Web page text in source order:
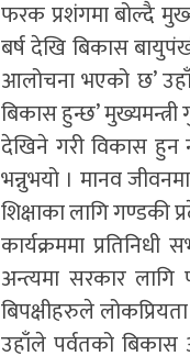
फरक प्रशंगमा बोल्दै
बर्ष देखि बिकास
आलोचना भएको छ’
बिकास हुन्छ’
देखिने गरी विकास
भन्नुभयो । मानव
शिक्षाका लागि गण्डकी
कार्यक्रममा
अन्त्यमा सरकार लागि
बिपक्षीहरुले
उहाँले पर्वतको बिकास